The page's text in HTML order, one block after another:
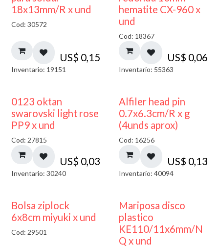
18x13mm/R x und
Cod: 30572
US$ 0,15
Inventario: 19151
hematite CX-960 x
und
Cod: 18367
US$ 0,06
Inventario: 55363
0123 oktan
swarovski light rose
PP9 x und
Cod: 27815
US$ 0,03
Inventario: 30240
Alfiler head pin
0.7x6.3cm/R x g
(4unds aprox)
Cod: 16256
US$ 0,13
Inventario: 40094
¡NUEVO!
Bolsa ziplock
6x8cm miyuki x und
Cod: 29501
Mariposa disco
plastico
KE110/11x6mm/N
Q x und